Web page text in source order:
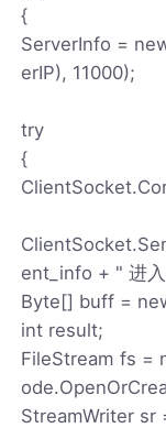
{
ServerInfo =
erIP), 11000);
try
{
ent_info + " 进
Byte[] buff =
int result;
FileStream fs =
StreamWriter sr